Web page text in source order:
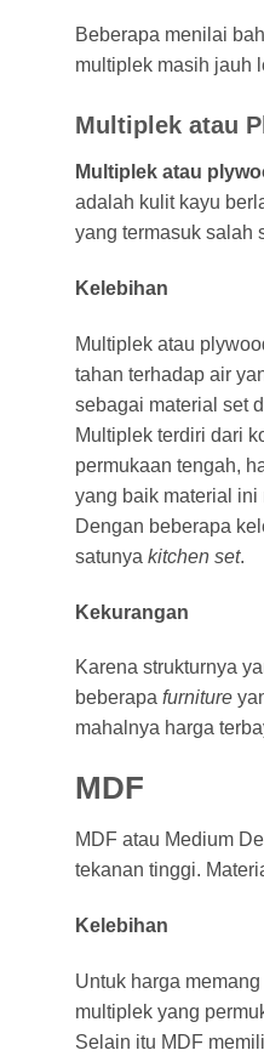
Beberapa menilai
multiplek masih jauh
Multiplek atau
Multiplek atau
adalah kulit kayu
yang termasuk salah
Kelebihan
Multiplek atau
tahan terhadap air
sebagai material set
Multiplek terdiri dari
permukaan tengah,
yang baik material ini
Dengan beberapa
satunya kitchen set.
Kekurangan
Karena strukturnya
beberapa furniture
mahalnya harga
MDF
MDF atau Medium
tekanan tinggi.
Kelebihan
Untuk harga
multiplek yang
Selain itu MDF